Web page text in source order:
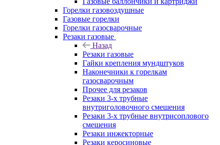
Горелки газовоздушные
Газовые горелки
Горелки газосварочные
Резаки газовые
Назад
Резаки газовые
Гайки крепления мундштуков
Наконечники к горелкам
газосварочным
Прочее для резаков
Резаки 3-х трубные
внутриголовочного смешения
Резаки 3-х трубные внутрисоплового
смешения
Резаки инжекторные
Резаки керосиновые